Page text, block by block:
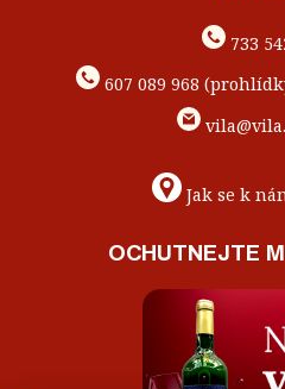
733
607 089 968
Jak se k
OCHUTNEJTE